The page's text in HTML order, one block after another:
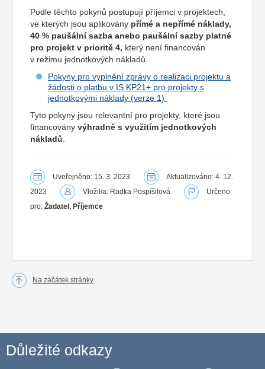
Podle těchto pokynů postupují příjemci v projektech,
ve kterých jsou aplikovány přímé a nepřímé náklady,
40 % paušální sazba anebo paušální sazby platné
pro projekt v prioritě 4, který není financován
v režimu jednotkových nákladů.
Pokyny pro vyplnění zprávy o realizaci projektu a
žádosti o platbu v IS KP21+ pro projekty s
jednotkovými náklady (verze 1)
Tyto pokyny jsou relevantní pro projekty, které jsou
financovány výhradně s využitím jednotkových
nákladů
Uveřejněno: 15. 3. 2023
Aktualizováno: 4. 12.
2023
Vložil/a: Radka Pospíšilová
Určeno
pro: Žadatel, Příjemce
Na začátek stránky
Důležité odkazy